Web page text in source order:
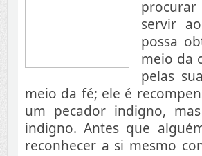
procurar
servir
possa
meio da
pelas
meio da fé; ele é
um pecador indigno,
indigno. Antes que
reconhecer a si mesmo